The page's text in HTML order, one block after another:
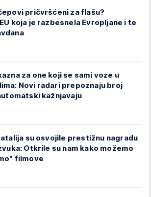
pričvršćeni za flašu?
koja je razbesnela Evropljane i te
za one koji se sami voze u
Novi radari prepoznaju broj
kažnjavaju
su osvojile prestižnu nagradu
Otkrile su nam kako možemo
filmove